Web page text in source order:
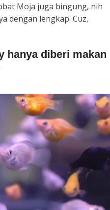
Moja juga bingung, nih
dengan lengkap. Cuz,
hanya diberi makan